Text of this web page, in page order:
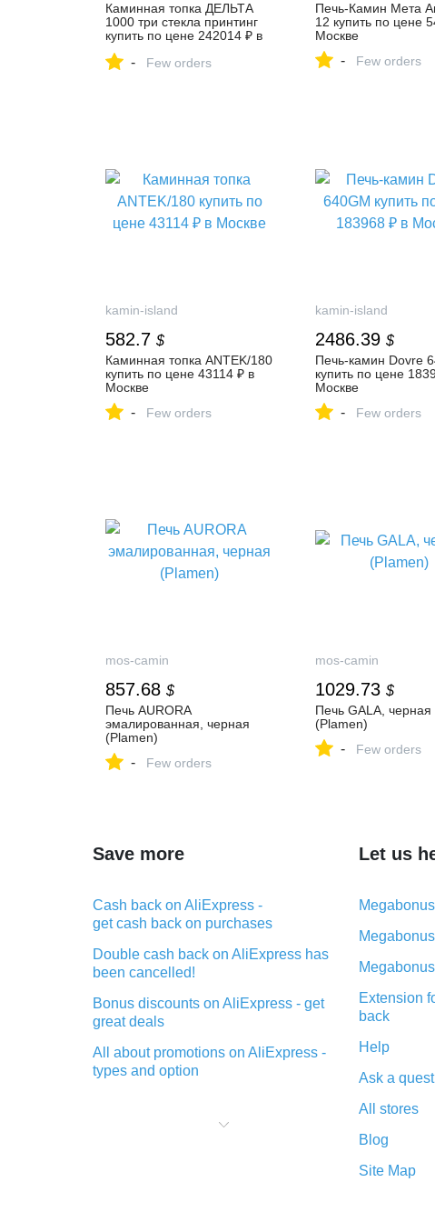
Каминная топка ДЕЛЬТА
1000 три стекла принтинг
купить по цене 242014 ₽ в
- Few orders
Печь-Камин Мета
12 купить по цене
Москве
- Few orders
kamin-island
582.7 $
Каминная топка ANTEK/180
купить по цене 43114 ₽ в
Москве
- Few orders
kamin-island
2486.39 $
Печь-камин Dovre
купить по цене
Москве
- Few orders
mos-camin
857.68 $
Печь AURORA
эмалированная, черная
(Plamen)
- Few orders
mos-camin
1029.73 $
Печь GALA, черная
(Plamen)
- Few orders
Save more
Cash back on AliExpress -
get cash back on purchases
Double cash back on AliExpress has
been cancelled!
Bonus discounts on AliExpress - get
great deals
All about promotions on AliExpress -
types and option
purchases on AliExpress - short and
Let us
Extension
back
Help
Ask a
All stores
Blog
Site Map